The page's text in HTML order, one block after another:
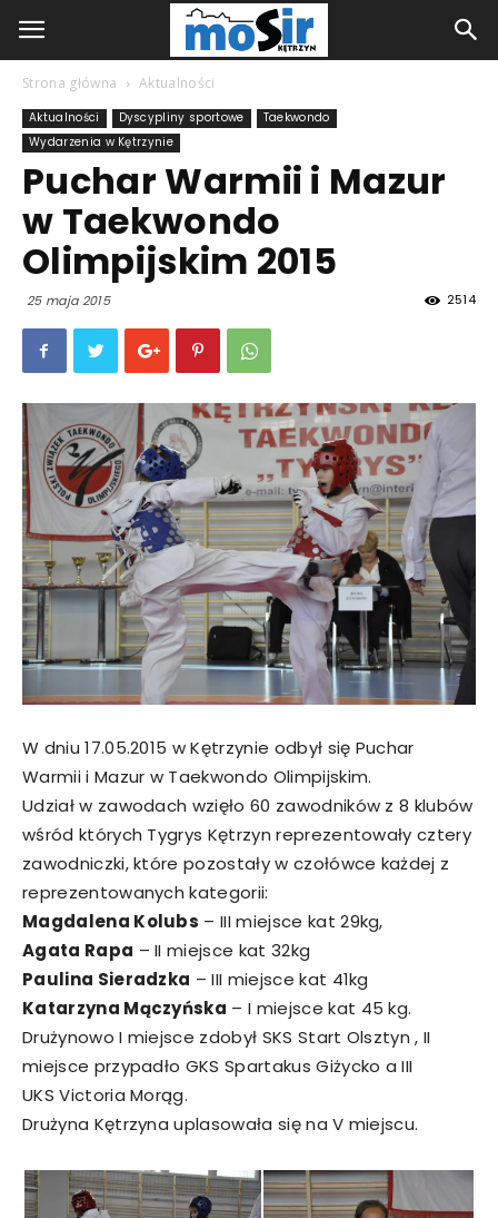
Strona główna Aktualności
Aktualności Dyscypliny sportowe
Taekwondo
Wydarzenia w Kętrzynie
Puchar Warmii i Mazur
w Taekwondo
Olimpijskim 2015
25 maja 2015 2514
W dniu 17.05.2015 w Kętrzynie odbył się Puchar
Warmii i Mazur w Taekwondo Olimpijskim.
Udział w zawodach wzięło 60 zawodników z 8 klubów
wśród których Tygrys Kętrzyn reprezentowały cztery
zawodniczki, które pozostały w czołówce każdej z
reprezentowanych kategorii:
Magdalena Kolubs – III miejsce kat 29kg,
Agata Rapa – II miejsce kat 32kg
Paulina Sieradzka – III miejsce kat 41kg
Katarzyna Mączyńska – I miejsce kat 45 kg.
Drużynowo I miejsce zdobył SKS Start Olsztyn , II
miejsce przypadło GKS Spartakus Giżycko a III
UKS Victoria Morąg.
Drużyna Kętrzyna uplasowała się na V miejscu.